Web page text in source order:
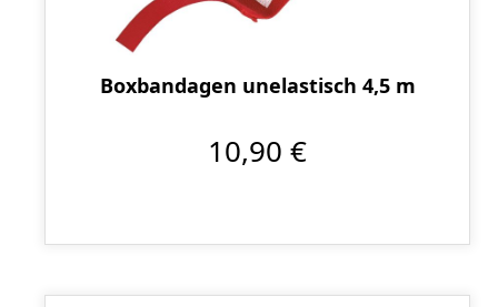
Boxbandagen unelastisch 4,5 m
10,90 €